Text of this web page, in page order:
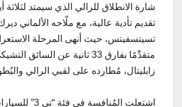
شارة الانطلاق للرالي الذي سيمتد لثلاثة
تقديم تأدية عالية، مع ملّاحه الألماني
تسيتسفيتس، حيث أنهى المرحلة
متقدِّمًا بفارق 33 ثانية عن
زابليتال، مُطارده على لقبي الرالي
اشتعلت المُنافسة